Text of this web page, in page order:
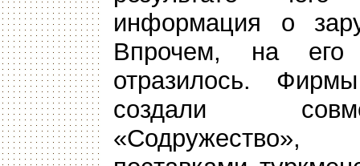
информация о
Впрочем, на
отразилось.
создали